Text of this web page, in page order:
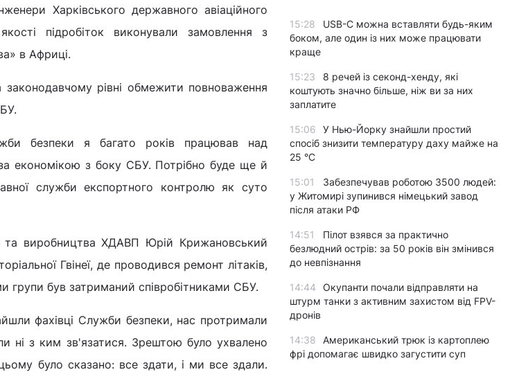
Харківського державного авіаційного
підробіток виконували замовлення з
в Африці.
рівні обмежити повноваження
безпеки я багато років працював над
економікою з боку СБУ. Потрібно буде ще й
служби експортного контролю як суто
та виробництва ХДАВП Юрій Крижановський
Гвінеї, де проводився ремонт літаків,
групи був затриманий співробітниками СБУ.
фахівці Служби безпеки, нас протримали
ні з ким зв'язатися. Зрештою було ухвалено
було сказано: все здати, і ми все здали.
15:28
USB-C можна вставляти будь-яким
боком, але один із них може працювати
краще
15:23
8 речей із секонд-хенду, які
коштують значно більше, ніж ви за них
заплатите
15:06
У Нью-Йорку знайшли простий
спосіб знизити температуру даху майже на
25 °C
15:01
Забезпечував роботою 3500 людей:
у Житомирі зупинився німецький завод
після атаки РФ
14:51
Пілот взявся за практично
безлюдний острів: за 50 років він змінився
до невпізнання
14:44
Окупанти почали відправляти на
штурм танки з активним захистом від FPV-
дронів
14:38
Американський трюк із картоплею
фрі допомагає швидко загустити суп